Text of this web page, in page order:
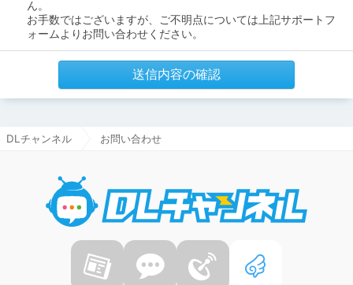
ん。
お手数ではございますが、ご不明点については上記サポートフ
ォームよりお問い合わせください。
送信内容の確認
DLチャンネル お問い合わせ